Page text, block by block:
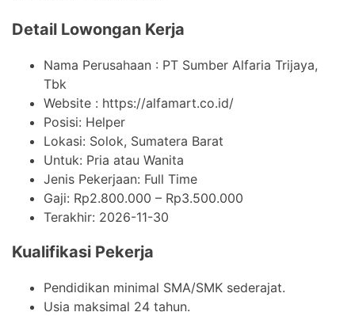
Detail Lowongan Kerja
Nama Perusahaan : PT Sumber Alfaria Trijaya,
Tbk
Website : https://alfamart.co.id/
Posisi: Helper
Lokasi: Solok, Sumatera Barat
Untuk: Pria atau Wanita
Jenis Pekerjaan: Full Time
Gaji: Rp2.800.000 – Rp3.500.000
Terakhir: 2026-11-30
Kualifikasi Pekerja
Pendidikan minimal SMA/SMK sederajat.
Usia maksimal 24 tahun.